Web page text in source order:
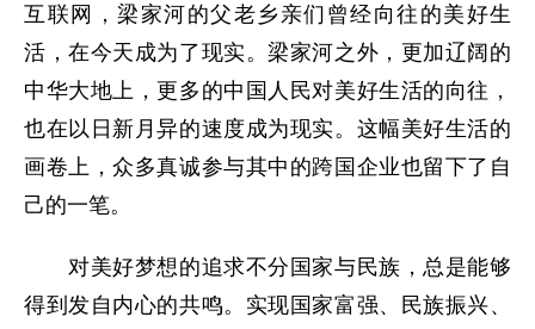
互联网，梁家河的父老乡亲们曾经向往的美好生
活，在今天成为了现实。梁家河之外，更加辽阔的
中华大地上，更多的中国人民对美好生活的向往，
也在以日新月异的速度成为现实。这幅美好生活的
画卷上，众多真诚参与其中的跨国企业也留下了自
己的一笔。
对美好梦想的追求不分国家与民族，总是能够
得到发自内心的共鸣。实现国家富强、民族振兴、